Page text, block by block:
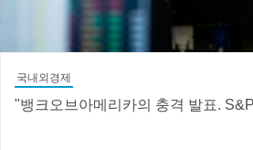
국내외경제
"뱅크오브아메리카의 충격 발표.